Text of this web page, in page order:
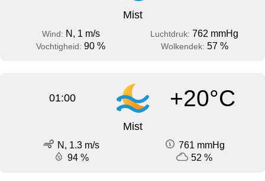
Mist
Wind: N, 1 m/s Luchtdruk: 762 mmHg
Vochtigheid: 90 % Wolkendek: 57 %
01:00 +20°C
Mist
N, 1.3 m/s
761 mmHg
94 %
52 %